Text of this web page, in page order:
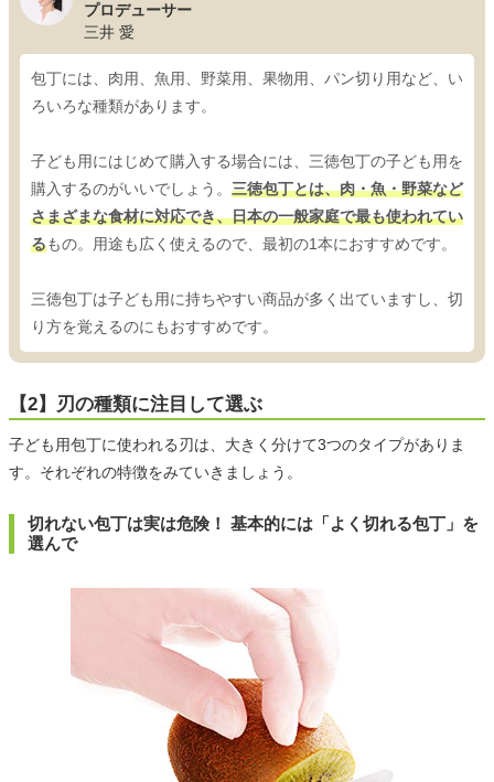
プロデューサー
三井 愛
包丁には、肉用、魚用、野菜用、果物用、パン切り用など、い
ろいろな種類があります。
子ども用にはじめて購入する場合には、三徳包丁の子ども用を
購入するのがいいでしょう。 三徳包丁とは、肉・魚・野菜など
さまざまな食材に対応でき、日本の一般家庭で最も使われてい
るもの。用途も広く使えるので、最初の1本におすすめです。
三徳包丁は子ども用に持ちやすい商品が多く出ていますし、切
り方を覚えるのにもおすすめです。
【2】刃の種類に注目して選ぶ
子ども用包丁に使われる刃は、大きく分けて3つのタイプがありま
す。それぞれの特徴をみていきましょう。
切れない包丁は実は危険！ 基本的には「よく切れる包丁」を
選んで